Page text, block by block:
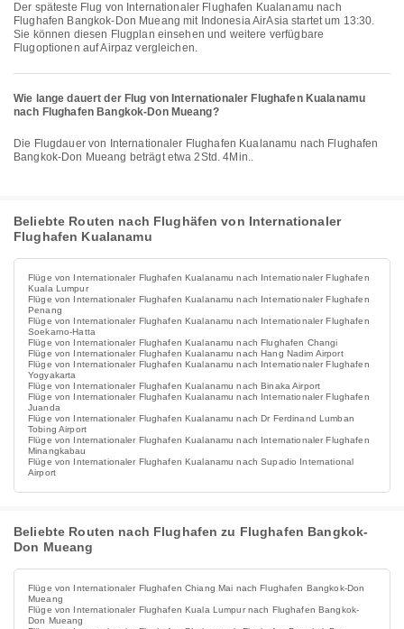
Der späteste Flug von Internationaler Flughafen Kualanamu nach
Flughafen Bangkok-Don Mueang mit Indonesia AirAsia startet um 13:30.
Sie können diesen Flugplan einsehen und weitere verfügbare
Flugoptionen auf Airpaz vergleichen.
Wie lange dauert der Flug von Internationaler Flughafen Kualanamu
nach Flughafen Bangkok-Don Mueang?
Die Flugdauer von Internationaler Flughafen Kualanamu nach Flughafen
Bangkok-Don Mueang beträgt etwa 2Std. 4Min..
Beliebte Routen nach Flughäfen von Internationaler
Flughafen Kualanamu
Flüge von Internationaler Flughafen Kualanamu nach Internationaler Flughafen
Kuala Lumpur
Flüge von Internationaler Flughafen Kualanamu nach Internationaler Flughafen
Penang
Flüge von Internationaler Flughafen Kualanamu nach Internationaler Flughafen
Soekarno-Hatta
Flüge von Internationaler Flughafen Kualanamu nach Flughafen Changi
Flüge von Internationaler Flughafen Kualanamu nach Hang Nadim Airport
Flüge von Internationaler Flughafen Kualanamu nach Internationaler Flughafen
Yogyakarta
Flüge von Internationaler Flughafen Kualanamu nach Binaka Airport
Flüge von Internationaler Flughafen Kualanamu nach Internationaler Flughafen
Juanda
Flüge von Internationaler Flughafen Kualanamu nach Dr Ferdinand Lumban
Tobing Airport
Flüge von Internationaler Flughafen Kualanamu nach Internationaler Flughafen
Minangkabau
Flüge von Internationaler Flughafen Kualanamu nach Supadio International
Airport
Beliebte Routen nach Flughafen zu Flughafen Bangkok-
Don Mueang
Flüge von Internationaler Flughafen Chiang Mai nach Flughafen Bangkok-Don
Mueang
Flüge von Internationaler Flughafen Kuala Lumpur nach Flughafen Bangkok-
Don Mueang